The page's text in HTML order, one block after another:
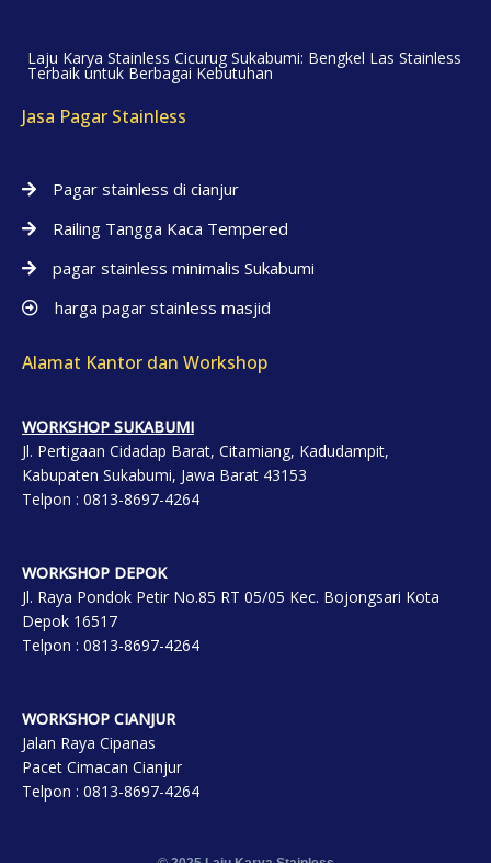
Laju Karya Stainless Cicurug Sukabumi: Bengkel Las Stainless
Terbaik untuk Berbagai Kebutuhan
Jasa Pagar Stainless
Pagar stainless di cianjur
Railing Tangga Kaca Tempered
pagar stainless minimalis Sukabumi
harga pagar stainless masjid
Alamat Kantor dan Workshop
WORKSHOP SUKABUMI
Jl. Pertigaan Cidadap Barat, Citamiang, Kadudampit,
Kabupaten Sukabumi, Jawa Barat 43153
Telpon : 0813-8697-4264
WORKSHOP DEPOK
Jl. Raya Pondok Petir No.85 RT 05/05 Kec. Bojongsari Kota
Depok 16517
Telpon : 0813-8697-4264
WORKSHOP CIANJUR
Jalan Raya Cipanas
Pacet Cimacan Cianjur
Telpon : 0813-8697-4264